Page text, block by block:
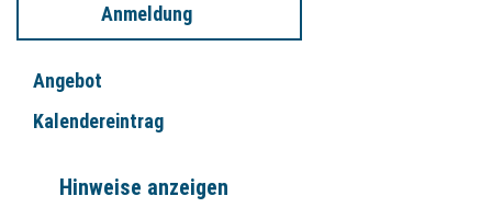
Anmeldung
Angebot
Kalendereintrag
Hinweise anzeigen